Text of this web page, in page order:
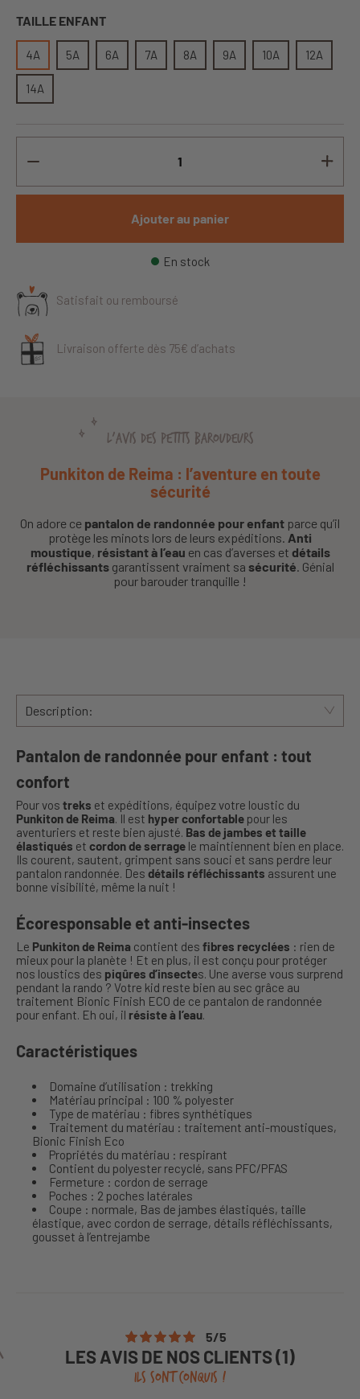
TAILLE ENFANT
4A 5A 6A 7A 8A 9A 10A 12A
14A
Ajouter au panier
En stock
Satisfait ou remboursé
Livraison offerte dès 75€ d’achats
L'AVIS DES PETITS BAROUDEURS
Punkiton de Reima : l’aventure en toute
sécurité
On adore ce pantalon de randonnée pour enfant parce qu’il
protège les minots lors de leurs expéditions. Anti
moustique, résistant à l’eau en cas d’averses et détails
réfléchissantsgarantissent vraiment sa sécurité. Génial
pour barouder tranquille !
Description:
Pantalon de randonnée pour enfant : tout
confort
Pour vos treks et expéditions, équipez votre loustic du
Punkiton de Reima. Il est hyper confortable pour les
aventuriers et reste bien ajusté. Bas de jambes et taille
élastiqués et cordon de serrage le maintiennent bien en place.
Ils courent, sautent, grimpent sans souci et sans perdre leur
pantalon randonnée. Des détails réfléchissants assurent une
bonne visibilité, même la nuit !
Écoresponsable et anti-insectes
Le Punkiton de Reima contient des fibres recyclées : rien de
mieux pour la planète ! Et en plus, il est conçu pour protéger
nos loustics des piqûres d’insectes. Une averse vous surprend
pendant la rando ? Votre kid reste bien au sec grâce au
traitement Bionic Finish ECO de ce pantalon de randonnée
pour enfant. Eh oui, il résiste à l’eau.
Caractéristiques
Domaine d’utilisation : trekking
Matériau principal : 100 % polyester
Type de matériau : fibres synthétiques
Traitement du matériau : traitement anti-moustiques,
Bionic Finish Eco
Propriétés du matériau : respirant
Contient du polyester recyclé, sans PFC/PFAS
Fermeture : cordon de serrage
Poches : 2 poches latérales
Coupe : normale, Bas de jambes élastiqués, taille
élastique, avec cordon de serrage, détails réfléchissants,
gousset à l’entrejambe
5/5
LES AVIS DE NOS CLIENTS (1)
ILS SONT CONQUIS !